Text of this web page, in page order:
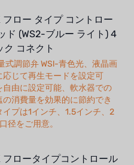
フロー タイプ コントロー
ド (WS2-ブルー ライト) 4
ク コネクト
式調節弁 WSl-青色光、液晶画
応じて再生モードを設定可
自由に設定可能、軟水器での
消費量を効果的に節約でき
イプは1インチ、1.5インチ、2
径をご用意。
フロータイプコントロール